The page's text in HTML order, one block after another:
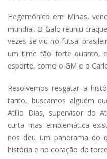
Hegemônico em Minas,
mundial. O Galo reuniu
vezes se viu no futsal
um time tão forte quanto,
esporte, como o GM e o
Resolvemos resgatar a
tanto, buscamos alguém
Atílio Dias, supervisor do
curta mas emblemática
nos deu um panorama do
história e no coração do